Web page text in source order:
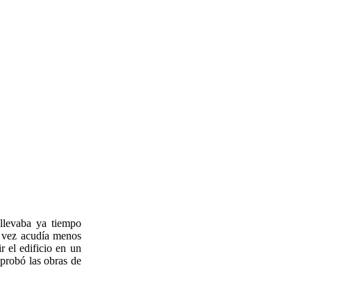
ya tiempo
acudía menos
el edificio en un
las obras de